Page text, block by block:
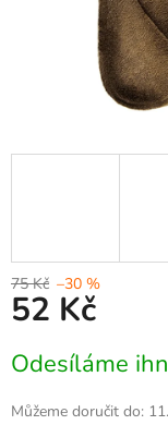
75 Kč –30 %
52 Kč
cena:
Odesíláme
Můžeme doručit do: